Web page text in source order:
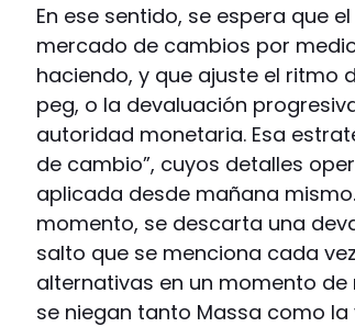
En ese sentido, se espera que
mercado de cambios por
haciendo, y que ajuste el ritmo
peg, o la devaluación
autoridad monetaria. Esa
de cambio”, cuyos detalles
aplicada desde mañana
momento, se descarta una
salto que se menciona cada
alternativas en un momento
se niegan tanto Massa como